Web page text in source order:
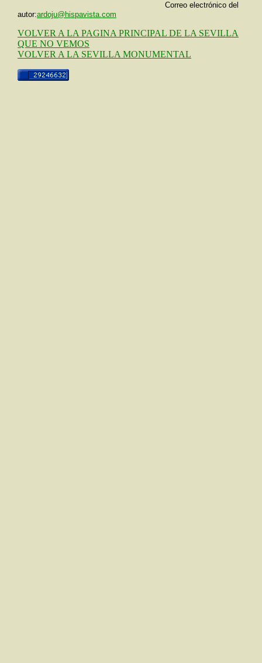
Correo electrónico del
autor:ardoju@hispavista.com
VOLVER A LA PAGINA PRINCIPAL DE LA SEVILLA
QUE NO VEMOS
VOLVER A LA SEVILLA MONUMENTAL